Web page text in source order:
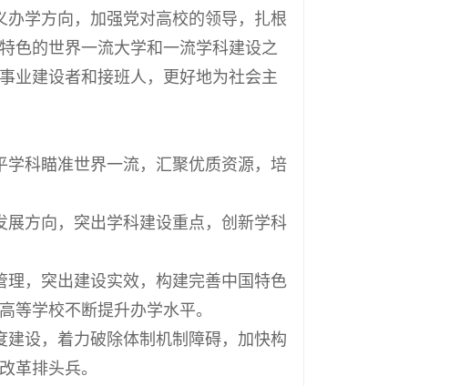
学方向，加强党对高校的领导，扎根
色的世界一流大学和一流学科建设之
业建设者和接班人，更好地为社会主
科瞄准世界一流，汇聚优质资源，培
方向，突出学科建设重点，创新学科
，突出建设实效，构建完善中国特色
等学校不断提升办学水平。
设，着力破除体制机制障碍，加快构
革排头兵。